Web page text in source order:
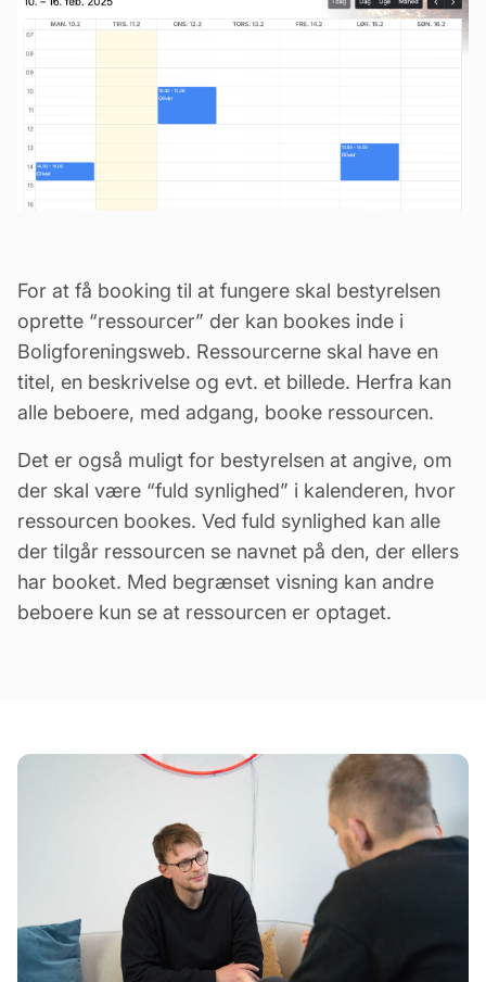
For at få booking til at fungere skal bestyrelsen
oprette “ressourcer” der kan bookes inde i
Boligforeningsweb. Ressourcerne skal have en
titel, en beskrivelse og evt. et billede. Herfra kan
alle beboere, med adgang, booke ressourcen.
Det er også muligt for bestyrelsen at angive, om
der skal være “fuld synlighed” i kalenderen, hvor
ressourcen bookes. Ved fuld synlighed kan alle
der tilgår ressourcen se navnet på den, der ellers
har booket. Med begrænset visning kan andre
beboere kun se at ressourcen er optaget.